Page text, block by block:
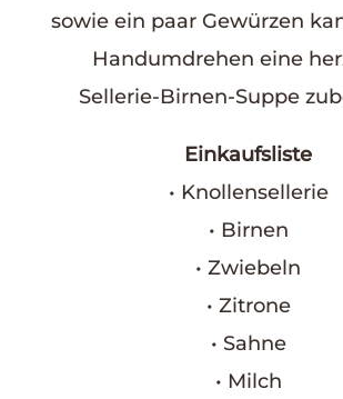
sowie ein paar Gewürzen
Handumdrehen eine
Sellerie-Birnen-Suppe
Einkaufsliste
• Knollensellerie
• Birnen
• Zwiebeln
• Zitrone
• Sahne
• Milch